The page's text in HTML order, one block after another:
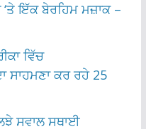
‘ਤੇ ਇੱਕ ਬੇਰਹਿਮ ਮਜ਼ਾਕ –
ਵਿੱਚ
ਸਾਹਮਣਾ ਕਰ ਰਹੇ 25
ਸਵਾਲ ਸਥਾਈ